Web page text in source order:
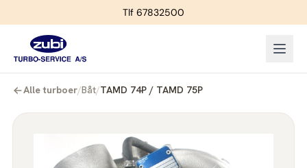
Tlf 67832500
Alle turboer/Båt/TAMD 74P / TAMD 75P